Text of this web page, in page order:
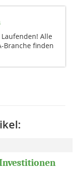
Alle
Branche finden